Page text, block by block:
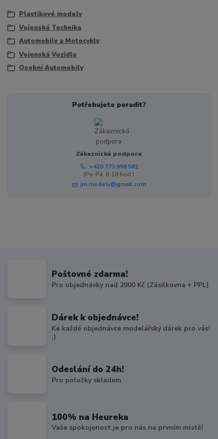
Plastikové modely
Vojenská Technika
Automobily a Motocykly
Vojenská Vozidla
Osobní Automobily
Potřebujete poradit?
Zákaznická podpora
+420 773 998 582
(Po-Pá, 8-18 hod.)
jm.modely@gmail.com
Poštovné zdarma!
Pro objednávky nad 2000 Kč (Zásilkovna + PPL)
Dárek k objednávce!
Ke každé objednávce modelářský dárek pro vás!
:)
Odeslání do 24h!
Pro položky skladem
100% na Heureka
Vaše spokojenost je pro nás na prvním místě!